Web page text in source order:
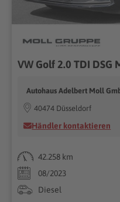
Autohaus Adelbert Moll
40474 Düsseldorf
Händler kontaktieren
42.258 km
08/2023
Diesel